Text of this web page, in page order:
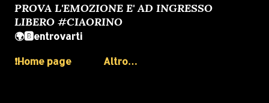
PROVA L'EMOZIONE E' AD INGRESSO
LIBERO #CIAORINO
🌍🅱️entrovarti
❗️Home page
Altro…